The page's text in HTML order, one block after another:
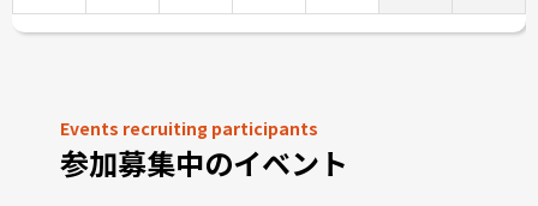
Events recruiting participants
参加募集中のイベント